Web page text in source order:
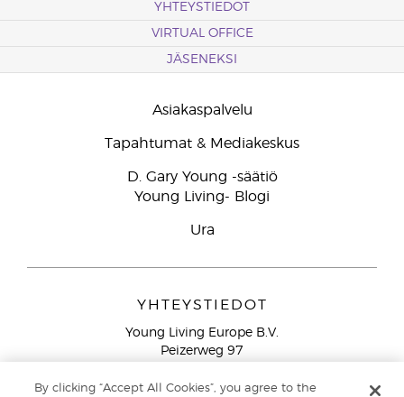
YHTEYSTIEDOT
VIRTUAL OFFICE
JÄSENEKSI
Asiakaspalvelu
Tapahtumat & Mediakeskus
D. Gary Young -säätiö
Young Living- Blogi
Ura
YHTEYSTIEDOT
Young Living Europe B.V.
Peizerweg 97
Netherlands
By clicking “Accept All Cookies”, you agree to the